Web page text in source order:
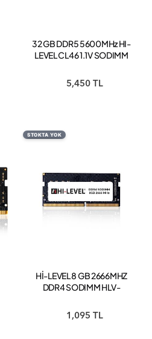
32 GB DDR5 5600MHz HI-
LEVEL CL46 1.1V SODIMM
SOPC44800D5/32G)
5,450 TL
STOKTA YOK
Hİ-LEVEL 8 GB 2666MHZ
DDR4 SODIMM HLV-
NOTEBOOK RAM
1,095 TL